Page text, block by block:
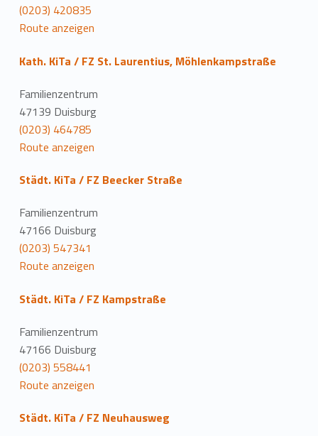
(0203) 420835
Route anzeigen
Kath. KiTa / FZ St. Laurentius, Möhlenkampstraße
Familienzentrum
47139 Duisburg
(0203) 464785
Route anzeigen
Städt. KiTa / FZ Beecker Straße
Familienzentrum
47166 Duisburg
(0203) 547341
Route anzeigen
Städt. KiTa / FZ Kampstraße
Familienzentrum
47166 Duisburg
(0203) 558441
Route anzeigen
Städt. KiTa / FZ Neuhausweg